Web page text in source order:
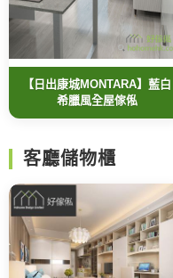
【日出康城MONTARA】藍白
希臘風全屋傢俬
客廳儲物櫃